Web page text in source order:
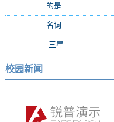
的是
名词
三星
校园新闻